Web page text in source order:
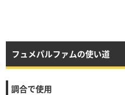
フュメパルファムの使い道
調合で使用